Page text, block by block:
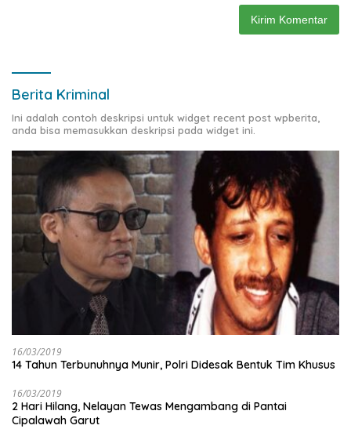
Berita Kriminal
Ini adalah contoh deskripsi untuk widget recent post wpberita,
anda bisa memasukkan deskripsi pada widget ini.
16/03/2019
14 Tahun Terbunuhnya Munir, Polri Didesak Bentuk Tim Khusus
16/03/2019
2 Hari Hilang, Nelayan Tewas Mengambang di Pantai
Cipalawah Garut